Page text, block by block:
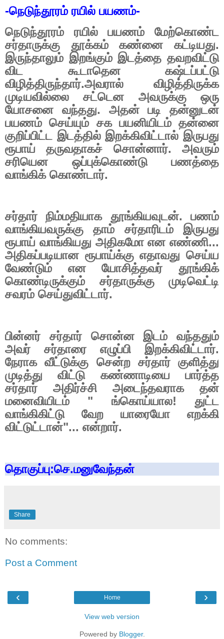
-நெடுந்தூரம் ரயில் பயணம்-
நெடுந்தூரம் ரயில் பயணம் மேற்கொண்ட
சர்தாருக்கு தூக்கம் கண்னை கட்டியது.
இருந்தாலும் இறங்கும் இடத்தை தவறவிட்டு
விட கூடாதென கஷ்டப்பட்டு
விழித்திருந்தார்.அவரால் விழித்திருக்க
முடியவில்லை சட்டென அவருக்கு ஒரு
யோசனை வந்தது. அதன் படி தன்னுடன்
பயணம் செய்யும் சக பயனியிடம் தன்னை
குறிப்பிட்ட இடத்தில் இறக்கிவிட்டால் இருபது
ரூபாய் தருவதாகச் சொன்னார். அவரும்
சரியென ஒப்புக்கொண்டு பணத்தை
வாங்கிக் கொண்டார்.
சர்தார் நிம்மதியாக தூங்கியவுடன். பணம்
வாங்கியவருக்கு தாம் சர்தாரிடம் இருபது
ரூபாய் வாங்கியது அதிகமோ என எண்ணி...
அதிகப்படியான ரூபாய்க்கு எதாவது செய்ய
வேண்டும் என யோசித்தவர் தூங்கிக்
கொண்டிருக்கும் சர்தாருக்கு முடிவெட்டி
சவரம் செய்துவிட்டார்.
பின்னர் சர்தார் சொன்ன இடம் வந்ததும்
அவர் சர்தாரை எழுப்பி இறக்கிவிட்டார்.
நேராக வீட்டுக்கு சென்ற சர்தார் குளித்து
முடித்து விட்டு கண்ணாடியை பார்த்த
சர்தார் அதிர்ச்சி அடைந்தவராக தன்
மனைவியிடம் " ங்கொய்யால! துட்ட
வாங்கிகிட்டு வேற யாரையோ எறக்கி
விட்டுட்டான்"... என்றார்.
தொகுப்பு:செ.மனுவேந்தன்
Share
No comments:
Post a Comment
‹ ›
Home
View web version
Powered by Blogger.